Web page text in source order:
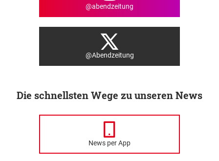
@abendzeitung
@Abendzeitung
Die schnellsten Wege zu unseren News
News per App